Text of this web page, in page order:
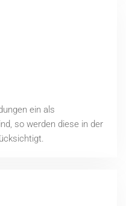
ein als
so werden diese in der